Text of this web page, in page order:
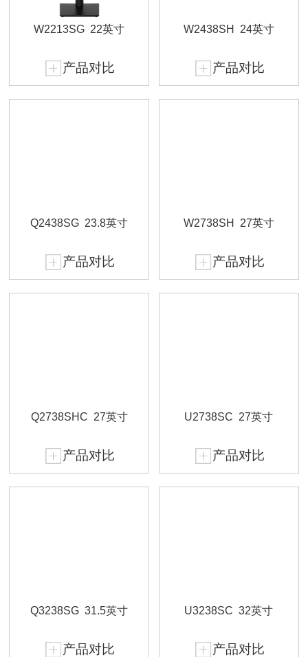
W2213SG 22英寸
产品对比
W2438SH 24英寸
产品对比
Q2438SG 23.8英寸
产品对比
W2738SH 27英寸
产品对比
Q2738SHC 27英寸
产品对比
U2738SC 27英寸
产品对比
Q3238SG 31.5英寸
产品对比
U3238SC 32英寸
产品对比